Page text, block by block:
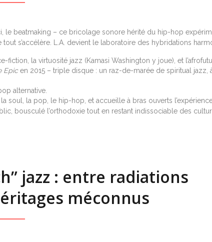
beatmaking – ce bricolage sonore hérité du hip-hop
tout s’accélère. L.A. devient le laboratoire des hybridations
fiction, la virtuosité jazz (Kamasi Washington y joue), et
Epicen 2015 – triple disque : un raz-de-marée de spiritual jazz,
alternative.
soul, la pop, le hip-hop, et accueille à bras ouverts
bousculé l’orthodoxie tout en restant indissociable des
jazz : entre radiations
méconnus